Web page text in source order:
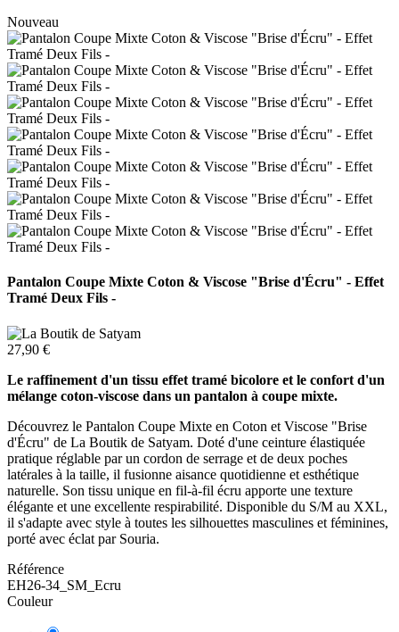
Nouveau
Pantalon Coupe Mixte Coton & Viscose "Brise d'Écru" - Effet
Tramé Deux Fils -
27,90 €
Le raffinement d'un tissu effet tramé bicolore et le confort d'un
mélange coton-viscose dans un pantalon à coupe mixte.
Découvrez le Pantalon Coupe Mixte en Coton et Viscose "Brise
d'Écru" de La Boutik de Satyam. Doté d'une ceinture élastiquée
pratique réglable par un cordon de serrage et de deux poches
latérales à la taille, il fusionne aisance quotidienne et esthétique
naturelle. Son tissu unique en fil-à-fil écru apporte une texture
élégante et une excellente respirabilité. Disponible du S/M au XXL,
il s'adapte avec style à toutes les silhouettes masculines et féminines,
porté avec éclat par Souria.
Référence
EH26-34_SM_Ecru
Couleur